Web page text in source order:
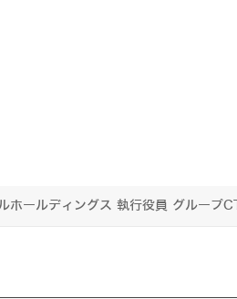
ホールディングス 執行役員 グループ